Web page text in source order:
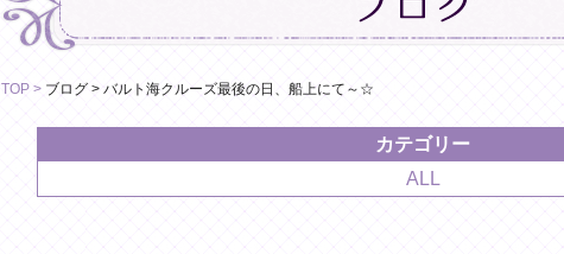
TOP > ブログ > バルト海クルーズ最後の日、船上にて～☆
カテゴリー
ALL